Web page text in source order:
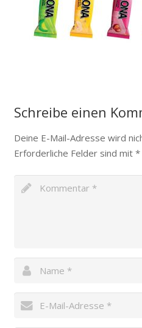
Schreibe einen
Deine E-Mail-Adresse wird
Erforderliche Felder sind mit *